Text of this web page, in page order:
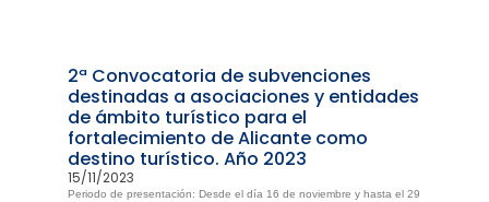
2ª Convocatoria de subvenciones
destinadas a asociaciones y entidades
de ámbito turístico para el
fortalecimiento de Alicante como
destino turístico. Año 2023
15/11/2023
Periodo de presentación: Desde el día 16 de noviembre y hasta el 29